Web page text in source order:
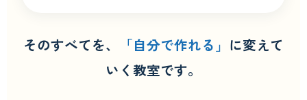
そのすべてを、 「自分で作れる」 に変えて
いく教室です。